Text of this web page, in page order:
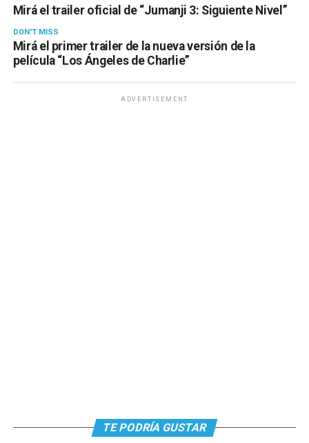
Mirá el trailer oficial de “Jumanji 3: Siguiente Nivel”
DON'T MISS
Mirá el primer trailer de la nueva versión de la
película “Los Ángeles de Charlie”
ADVERTISEMENT
TE PODRÍA GUSTAR